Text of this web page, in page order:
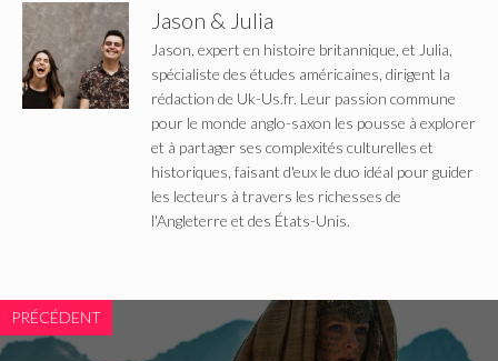
Jason & Julia
Jason, expert en histoire britannique, et Julia,
spécialiste des études américaines, dirigent la
rédaction de Uk-Us.fr. Leur passion commune
pour le monde anglo-saxon les pousse à explorer
et à partager ses complexités culturelles et
historiques, faisant d'eux le duo idéal pour guider
les lecteurs à travers les richesses de
l'Angleterre et des États-Unis.
PRÉCÉDENT